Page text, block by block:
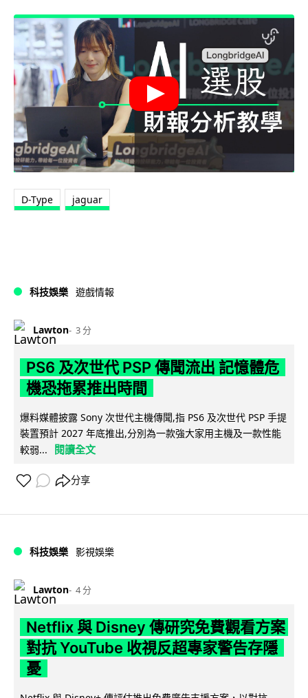
D-Type jaguar
科技娛樂 遊戲情報
Lawton 3 分
PS6 及次世代 PSP 傳聞流出 記憶體危
機恐拖累推出時間
爆料媒體披露 Sony 次世代主機傳聞,指 PS6 及次世代 PSP 手提
裝置預計 2027 年底推出,分別為一款強大家用主機及一款性能
較弱...
閱讀全文
分享
科技娛樂 影視娛樂
Lawton 4 分
Netflix 與 Disney 傳研究免費觀看方案
對抗 YouTube 收視反超專家警告存隱
憂